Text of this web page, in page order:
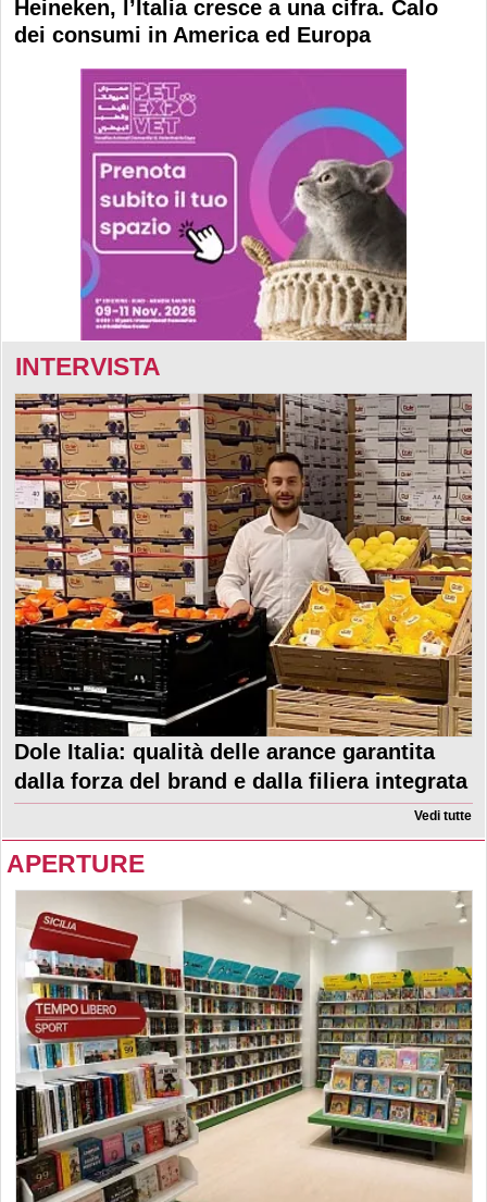
Heineken, l’Italia cresce a una cifra. Calo
dei consumi in America ed Europa
INTERVISTA
Dole Italia: qualità delle arance garantita
dalla forza del brand e dalla filiera integrata
Vedi tutte
APERTURE